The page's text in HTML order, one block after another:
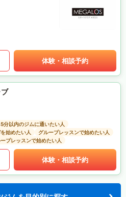
体験・相談予約
分以内のジムに通いたい人
始めたい人
グループレッスンで始めたい人
プレッスンで始めたい人
体験・相談予約